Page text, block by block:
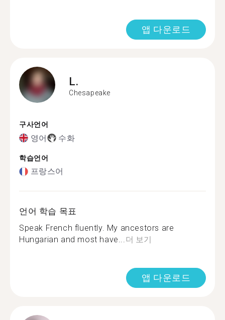
앱 다운로드
L.
Chesapeake
구사언어
영어 수화
학습언어
프랑스어
언어 학습 목표
Speak French fluently. My ancestors are
Hungarian and most have...더 보기
앱 다운로드